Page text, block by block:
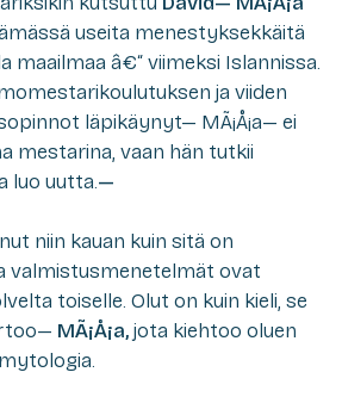
useita menestyksekkäitä
maailmaa â€“ viimeksi Islannissa.
ja viiden
läpikäynyt— MÃ¡Å¡a— ei
mestarina, vaan hän tutkii
luo uutta.—
niin kauan kuin sitä on
valmistusmenetelmät ovat
toiselle. Olut on kuin kieli, se
MÃ¡Å¡a,jota kiehtoo oluen